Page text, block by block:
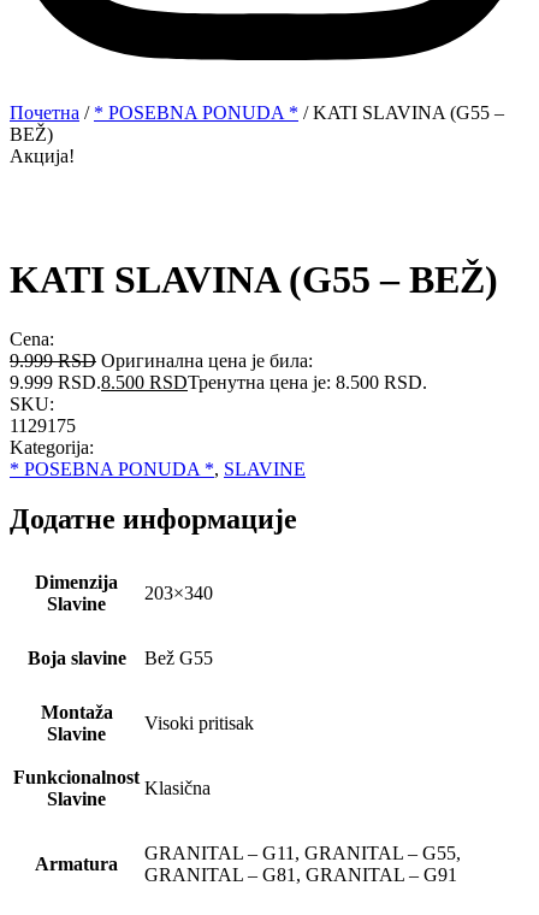
Почетна / * POSEBNA PONUDA * / KATI SLAVINA (G55 –
BEŽ)
Акција!
KATI SLAVINA (G55 – BEŽ)
Cena:
9.999RSD Оригинална цена је била:
9.999 RSD.8.500 RSDТренутна цена је: 8.500 RSD.
SKU:
1129175
Kategorija:
* POSEBNA PONUDA *, SLAVINE
Додатне информације
Dimenzija
Slavine
203×340
Boja slavine Bež G55
Montaža
Slavine
Visoki pritisak
Funkcionalnost
Slavine
Klasična
Armatura
GRANITAL – G11, GRANITAL – G55,
GRANITAL – G81, GRANITAL – G91